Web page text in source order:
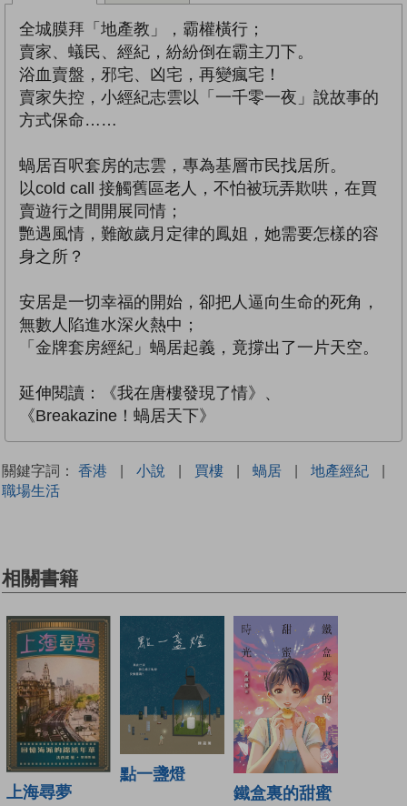
全城膜拜「地產教」，霸權橫行；
賣家、蟻民、經紀，紛紛倒在霸主刀下。
浴血賣盤，邪宅、凶宅，再變瘋宅！
賣家失控，小經紀志雲以「一千零一夜」說故事的
方式保命……
蝸居百呎套房的志雲，專為基層市民找居所。
以cold call 接觸舊區老人，不怕被玩弄欺哄，在買
賣遊行之間開展同情；
艷遇風情，難敵歲月定律的鳳姐，她需要怎樣的容
身之所？
安居是一切幸福的開始，卻把人逼向生命的死角，
無數人陷進水深火熱中；
「金牌套房經紀」蝸居起義，竟撐出了一片天空。
延伸閱讀：《我在唐樓發現了情》、
《Breakazine！蝸居天下》
關鍵字詞： 香港 | 小說 | 買樓 | 蝸居 | 地產經紀
|
職場生活
相關書籍
上海尋夢
點一盞燈
鐵盒裏的甜蜜